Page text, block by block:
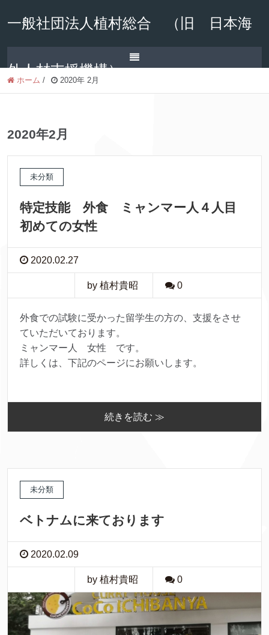
一般社団法人植村総合 （旧 日本海
外人材支援機構）
ホーム / 2020年 2月
2020年2月
未分類
特定技能 外食 ミャンマー人４人目
初めての女性
2020.02.27
by 植村貴昭 0
外食での試験に受かった留学生の方の、支援をさせ
ていただいております。
ミャンマー人 女性 です。
詳しくは、下記のページにお願いします。
続きを読む ≫
未分類
ベトナムに来ております
2020.02.09
by 植村貴昭 0